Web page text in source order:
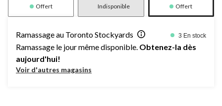
Offert Indisponible Offert
Ramassage au Toronto Stockyards 3 En stock
Ramassage le jour même disponible. Obtenez-la dès
aujourd'hui!
Voir d'autres magasins